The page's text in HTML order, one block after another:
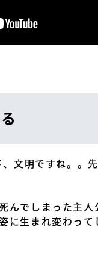
文明ですね。。
んでしまった主
に生まれ変わっ